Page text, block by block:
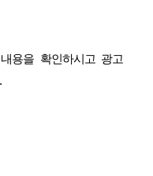
용을 확인하시고 광고